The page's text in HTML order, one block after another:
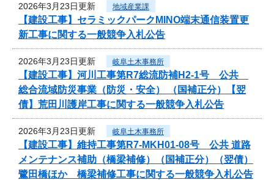
2026年3月23日更新 地域産業課
【建設工事】セラミックパークMINO端末通信装置更
新工事に関する一般競争入札公告
2026年3月23日更新 岐阜土木事務所
【建設工事】河川工事第R7総流防補H2-1号 公共
総合流域防災事業（防災・安全） （国補正分）【翌
債】荒田川護岸工事に関する一般競争入札公告
2026年3月23日更新 岐阜土木事務所
【建設工事】維持工事第R7-MKH01-08号 公共 道路
メンテナンス補助（橋梁補修）（国補正分）（翌債）
鷺田橋ほか 橋梁補修工事に関する一般競争入札公告